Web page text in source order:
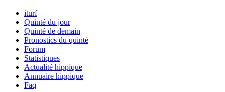
iturf
Quinté du jour
Quinté de demain
Pronostics du quinté
Forum
Statistiques
Actualité hippique
Annuaire hippique
Faq